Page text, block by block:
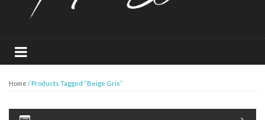
Home / Products Tagged “Beige Gris”